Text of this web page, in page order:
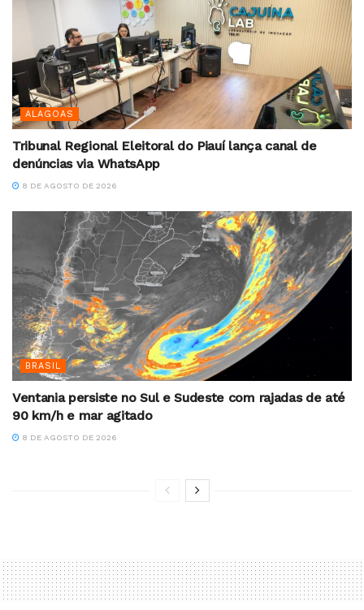
ALAGOAS
Tribunal Regional Eleitoral do Piauí lança canal de
denúncias via WhatsApp
8 DE AGOSTO DE 2026
BRASIL
Ventania persiste no Sul e Sudeste com rajadas de até
90 km/h e mar agitado
8 DE AGOSTO DE 2026